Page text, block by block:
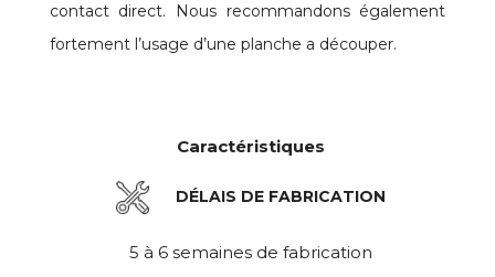
contact direct. Nous recommandons également
fortement l’usage d’une planche a découper.
Caractéristiques
DÉLAIS DE FABRICATION
5 à 6 semaines de fabrication